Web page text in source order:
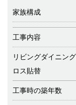
家族構成
工事内容
リビングダイニン
ロス貼替
工事時の築年数